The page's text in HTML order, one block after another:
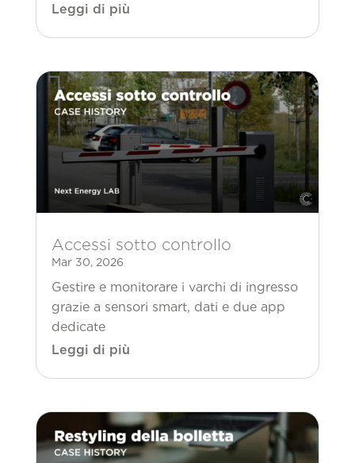
Leggi di più
Accessi sotto controllo
Mar 30, 2026
Gestire e monitorare i varchi di ingresso
grazie a sensori smart, dati e due app
dedicate
Leggi di più